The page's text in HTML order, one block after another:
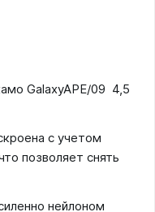
GalaxyAPE/09 4,5
с учетом
позволяет снять
нейлоном